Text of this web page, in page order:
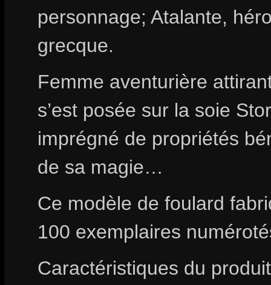
personnage; Atalante,
grecque.
Femme aventurière
s’est posée sur la soie
imprégné de propriétés
de sa magie…
Ce modèle de foulard
100 exemplaires
Caractéristiques du